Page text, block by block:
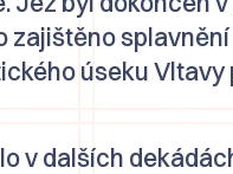
zajištěno splavnění
úseku Vltavy
v dalších